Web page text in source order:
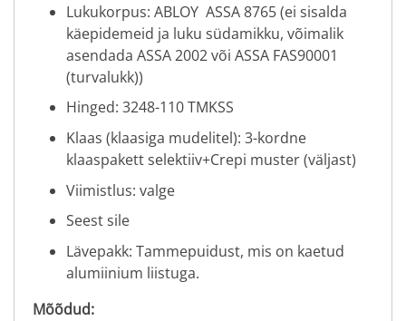
Lukukorpus: ABLOY ASSA 8765 (ei sisalda
käepidemeid ja luku südamikku, võimalik
asendada ASSA 2002 või ASSA FAS90001
(turvalukk))
Hinged: 3248-110 TMKSS
Klaas (klaasiga mudelitel): 3-kordne
klaaspakett selektiiv+Crepi muster (väljast)
Viimistlus: valge
Seest sile
Lävepakk: Tammepuidust, mis on kaetud
alumiinium liistuga.
Mõõdud: